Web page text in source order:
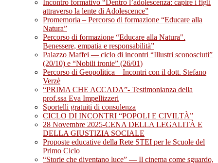
Incontro formativo “Dentro l’adolescenza: capire i figli
attraverso la lente di Adolescence”
Promemoria – Percorso di formazione “Educare alla
Natura”
Percorso di formazione “Educare alla Natura".
Benessere, empatia e responsabilità”
Palazzo Maffei — ciclo di incontri “Illustri sconosciuti”
(20/10) e “Nobili ironie” (26/01)
Percorso di Geopolitica – Incontri con il dott. Stefano
Verzè
“PRIMA CHE ACCADA”- Testimonianza della
prof.ssa Eva Impellizzeri
Sportelli gratuiti di consulenza
CICLO DI INCONTRI “POPOLI E CIVILTÀ”
28 Novembre 2025-CENA DELLA LEGALITÀ E
DELLA GIUSTIZIA SOCIALE
Proposte educative della Rete STEI per le Scuole del
Primo Ciclo
“Storie che diventano luce” — Il cinema come sguardo,